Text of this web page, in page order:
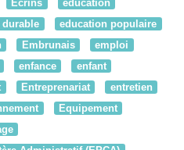
Ecrins
education
durable
education populaire
Embrunais
emploi
enfance
enfant
Entreprenariat
entretien
Equipement